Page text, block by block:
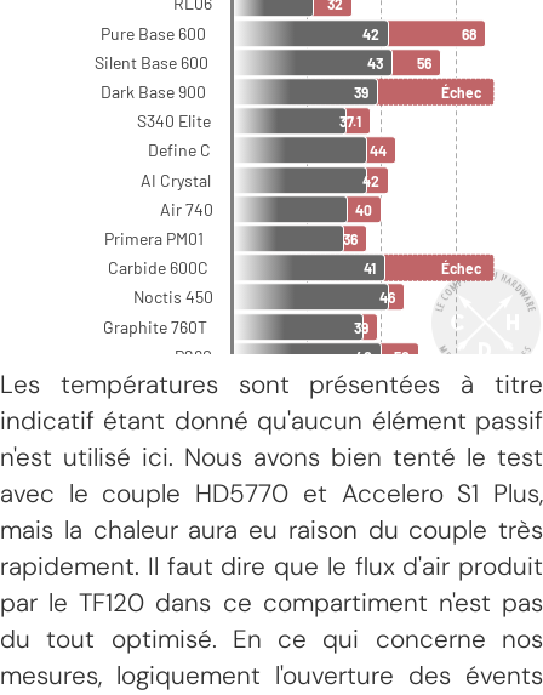
Les températures sont présentées à titre
indicatif étant donné qu'aucun élément passif
n'est utilisé ici. Nous avons bien tenté le test
avec le couple HD5770 et Accelero S1 Plus,
mais la chaleur aura eu raison du couple très
rapidement. Il faut dire que le flux d'air produit
par le TF120 dans ce compartiment n'est pas
du tout optimisé. En ce qui concerne nos
mesures, logiquement l'ouverture des évents